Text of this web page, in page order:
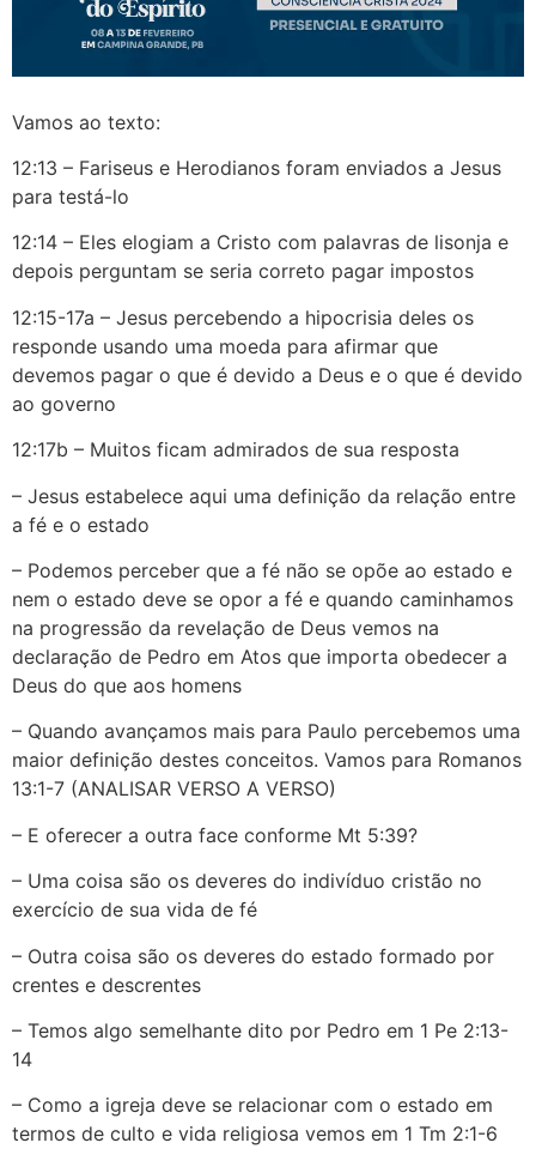
Vamos ao texto:
12:13 – Fariseus e Herodianos foram enviados a Jesus
para testá-lo
12:14 – Eles elogiam a Cristo com palavras de lisonja e
depois perguntam se seria correto pagar impostos
12:15-17a – Jesus percebendo a hipocrisia deles os
responde usando uma moeda para afirmar que
devemos pagar o que é devido a Deus e o que é devido
ao governo
12:17b – Muitos ficam admirados de sua resposta
– Jesus estabelece aqui uma definição da relação entre
a fé e o estado
– Podemos perceber que a fé não se opõe ao estado e
nem o estado deve se opor a fé e quando caminhamos
na progressão da revelação de Deus vemos na
declaração de Pedro em Atos que importa obedecer a
Deus do que aos homens
– Quando avançamos mais para Paulo percebemos uma
maior definição destes conceitos. Vamos para Romanos
13:1-7 (ANALISAR VERSO A VERSO)
– E oferecer a outra face conforme Mt 5:39?
– Uma coisa são os deveres do indivíduo cristão no
exercício de sua vida de fé
– Outra coisa são os deveres do estado formado por
crentes e descrentes
– Temos algo semelhante dito por Pedro em 1 Pe 2:13-
14
– Como a igreja deve se relacionar com o estado em
termos de culto e vida religiosa vemos em 1 Tm 2:1-6